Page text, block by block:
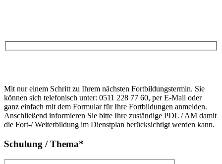
Feld
leer.
lasse
dieses
Feld
leer.
Mit nur einem Schritt zu Ihrem nächsten Fortbildungstermin. Sie
können sich telefonisch unter: 0511 228 77 60, per E-Mail oder
ganz einfach mit dem Formular für Ihre Fortbildungen anmelden.
Anschließend informieren Sie bitte Ihre zuständige PDL / AM damit
die Fort-/ Weiterbildung im Dienstplan berücksichtigt werden kann.
Schulung / Thema*